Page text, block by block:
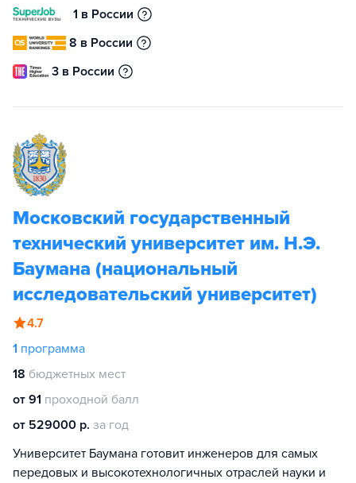
1 в России
8 в России
3 в России
Московский государственный
технический университет им. Н.Э.
Баумана (национальный
исследовательский университет)
4.7
1 программа
18 бюджетных мест
от 91 проходной балл
от 529000 р. за год
Университет Баумана готовит инженеров для самых
передовых и высокотехнологичных отраслей науки и